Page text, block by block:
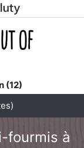
(12)
fourmis à